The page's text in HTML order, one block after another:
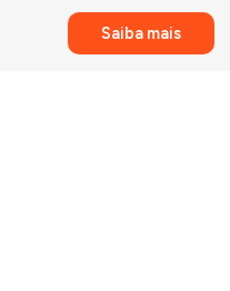
Saiba mais